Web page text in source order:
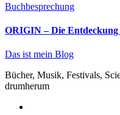
Buchbesprechung
ORIGIN – Die
Das ist mein Blog
Bücher, Musik, Festivals,
drumherum